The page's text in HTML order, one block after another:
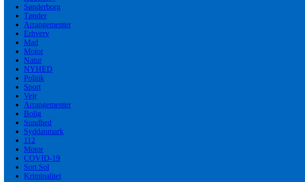
Sønderborg
Tønder
Arrangementer
Erhverv
Mad
Motor
Natur
NYHED
Politik
Sport
Vejr
Arrangementer
Bolig
Sundhed
Syddanmark
112
Motor
COVID-19
Sort Sol
Kriminalitet